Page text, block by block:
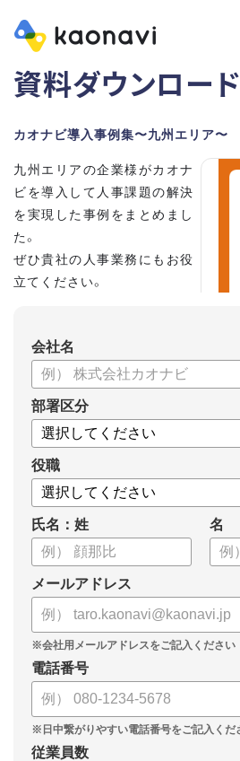
資料ダウンロード
カオナビ導入事例集〜九州エリア〜
九州エリアの企業様がカオナ
ビを導入して人事課題の解決
を実現した事例をまとめまし
た。
ぜひ貴社の人事業務にもお役
立てください。
会社名
部署区分
役職
氏名：姓 名
メールアドレス
電話番号
従業員数